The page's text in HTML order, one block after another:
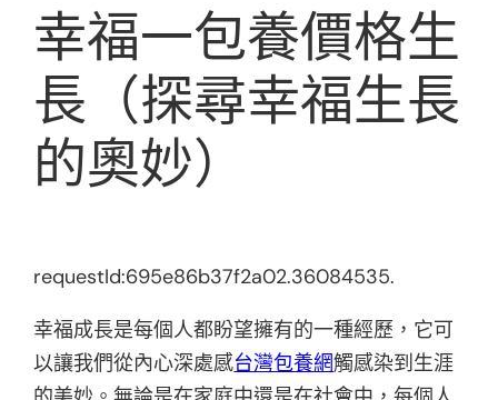
幸福一包養價格生
長（探尋幸福生長
的奧妙）
requestId:695e86b37f2a02.36084535.
幸福成長是每個人都盼望擁有的一種經歷，它可
以讓我們從內心深處感台灣包養網觸感染到生涯